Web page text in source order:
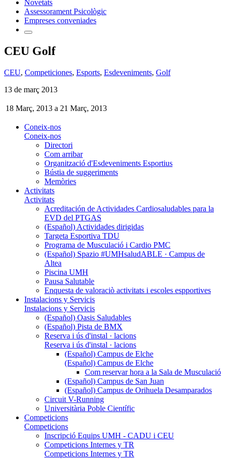
Novetats
Assessorament Psicològic
Empreses conveniades
CEU Golf
CEU, Competiciones, Esports, Esdeveniments, Golf
13 de març 2013
18 Març, 2013 a 21 Març, 2013
Coneix-nos
Coneix-nos
Directori
Com arribar
Organització d'Esdeveniments Esportius
Bústia de suggeriments
Memòries
Activitats
Activitats
Acreditación de Actividades Cardiosaludables para la
EVD del PTGAS
(Español) Actividades dirigidas
Targeta Esportiva TDU
Programa de Musculació i Cardio PMC
(Español) Spazio #UMHsaludABLE · Campus de
Altea
Piscina UMH
Pausa Salutable
Enquesta de valoraciò activitats i escoles espportives
Instalacions y Servicis
Instalacions y Servicis
(Español) Oasis Saludables
(Español) Pista de BMX
Reserva i ús d'instal · lacions
Reserva i ús d'instal · lacions
(Español) Campus de Elche
(Español) Campus de Elche
Com reservar hora a la Sala de Musculació
(Español) Campus de San Juan
(Español) Campus de Orihuela Desamparados
Circuit V-Running
Universitària Poble Científic
Competicions
Competicions
Inscripció Equips UMH - CADU i CEU
Competicions Internes y TR
Competicions Internes y TR